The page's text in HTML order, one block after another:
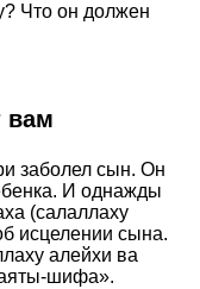
Что он должен
вам
заболел сын. Он
И однажды
(салаллаху
исцелении сына.
алейхи ва
шифа».